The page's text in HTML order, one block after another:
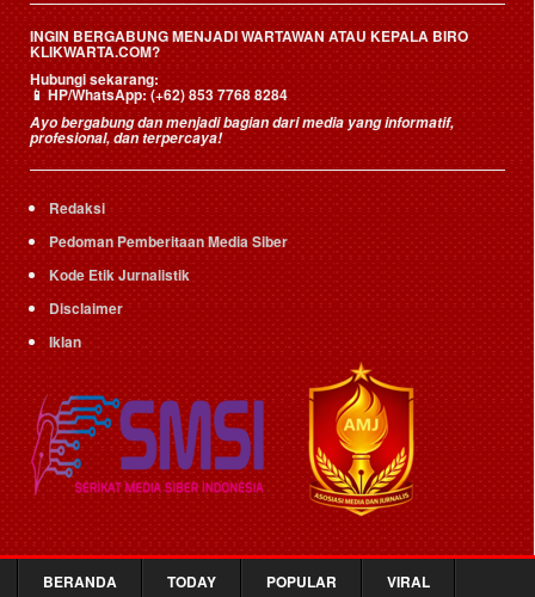
INGIN BERGABUNG MENJADI WARTAWAN ATAU KEPALA BIRO
KLIKWARTA.COM?
Hubungi sekarang:
📱HP/WhatsApp:(+62) 853 7768 8284
Ayo bergabung dan menjadi bagian dari media yang informatif,
profesional, dan terpercaya!
Redaksi
Pedoman Pemberitaan Media Siber
Kode Etik Jurnalistik
Disclaimer
Iklan
BERANDA TODAY POPULAR VIRAL